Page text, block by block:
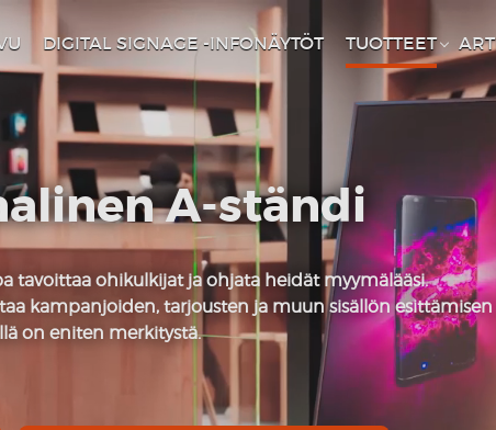
DIGITAL SIGNAGE -INFONÄYTÖT TUOTTEET
A-ständi
tavoittaa ohikulkijat ja ohjata heidät myymälääsi.
kampanjoiden, tarjousten ja muun sisällön esittämisen
on eniten merkitystä.